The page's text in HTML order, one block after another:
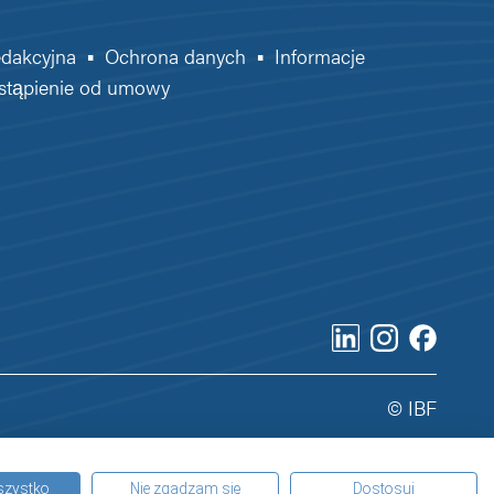
▪ Ochrona danych ▪ Informacje
od umowy
© IBF
Nie zgadzam się Dostosuj